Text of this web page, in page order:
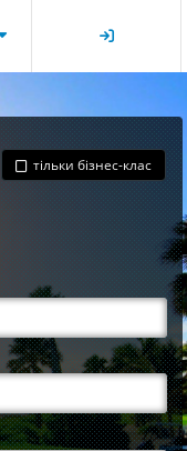
тільки бізнес-клас